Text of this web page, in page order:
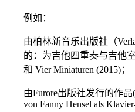
例如：
由柏林新音乐出版社（
的：为吉他四重奏与吉他
和 Vier Miniaturen (2015)；
由Furore出版社发行的作品
von Fanny Hensel als